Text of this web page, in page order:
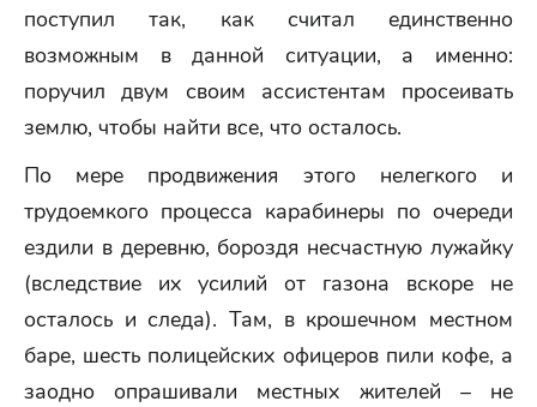
поступил так, как считал единственно
возможным в данной ситуации, а именно:
поручил двум своим ассистентам просеивать
землю, чтобы найти все, что осталось.
По мере продвижения этого нелегкого и
трудоемкого процесса карабинеры по очереди
ездили в деревню, бороздя несчастную лужайку
(вследствие их усилий от газона вскоре не
осталось и следа). Там, в крошечном местном
баре, шесть полицейских офицеров пили кофе, а
заодно опрашивали местных жителей – не